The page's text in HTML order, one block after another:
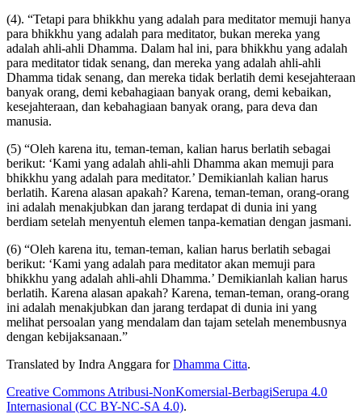
(4). “Tetapi para bhikkhu yang adalah para meditator memuji hanya
para bhikkhu yang adalah para meditator, bukan mereka yang
adalah ahli-ahli Dhamma. Dalam hal ini, para bhikkhu yang adalah
para meditator tidak senang, dan mereka yang adalah ahli-ahli
Dhamma tidak senang, dan mereka tidak berlatih demi kesejahteraan
banyak orang, demi kebahagiaan banyak orang, demi kebaikan,
kesejahteraan, dan kebahagiaan banyak orang, para deva dan
manusia.
(5) “Oleh karena itu, teman-teman, kalian harus berlatih sebagai
berikut: ‘Kami yang adalah ahli-ahli Dhamma akan memuji para
bhikkhu yang adalah para meditator.’ Demikianlah kalian harus
berlatih. Karena alasan apakah? Karena, teman-teman, orang-orang
ini adalah menakjubkan dan jarang terdapat di dunia ini yang
berdiam setelah menyentuh elemen tanpa-kematian dengan jasmani.
(6) “Oleh karena itu, teman-teman, kalian harus berlatih sebagai
berikut: ‘Kami yang adalah para meditator akan memuji para
bhikkhu yang adalah ahli-ahli Dhamma.’ Demikianlah kalian harus
berlatih. Karena alasan apakah? Karena, teman-teman, orang-orang
ini adalah menakjubkan dan jarang terdapat di dunia ini yang
melihat persoalan yang mendalam dan tajam setelah menembusnya
dengan kebijaksanaan.”
Translated by Indra Anggara forDhamma Citta.
Creative Commons Atribusi-NonKomersial-BerbagiSerupa 4.0
Internasional (CC BY-NC-SA 4.0).